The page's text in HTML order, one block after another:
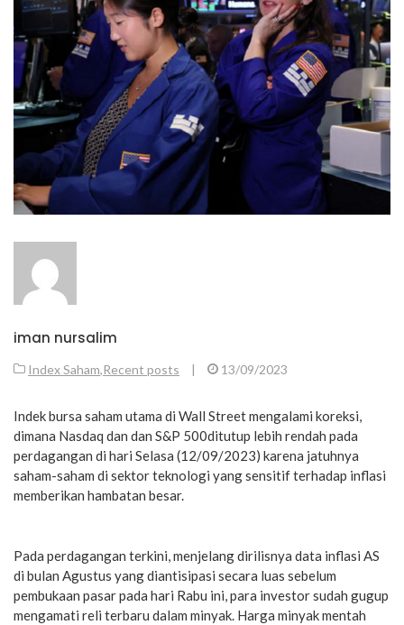
iman nursalim
Index Saham,Recent posts | 13/09/2023
Indek bursa saham utama di Wall Street mengalami koreksi,
dimana Nasdaq dan dan S&P 500ditutup lebih rendah pada
perdagangan di hari Selasa (12/09/2023) karena jatuhnya
saham-saham di sektor teknologi yang sensitif terhadap inflasi
memberikan hambatan besar.
Pada perdagangan terkini, menjelang dirilisnya data inflasi AS
di bulan Agustus yang diantisipasi secara luas sebelum
pembukaan pasar pada hari Rabu ini, para investor sudah gugup
mengamati reli terbaru dalam minyak. Harga minyak mentah